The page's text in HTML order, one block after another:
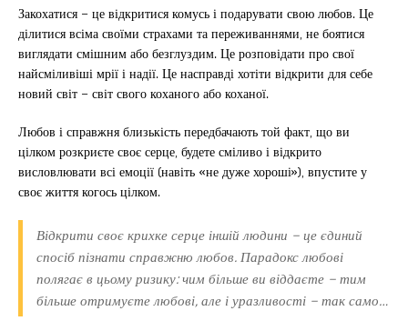
Закохатися – це відкритися комусь і подарувати свою любов. Це
ділитися всіма своїми страхами та переживаннями, не боятися
виглядати смішним або безглуздим. Це розповідати про свої
найсміливіші мрії і надії. Це насправді хотіти відкрити для себе
новий світ – світ свого коханого або коханої.
Любов і справжня близькість передбачають той факт, що ви
цілком розкриєте своє серце, будете сміливо і відкрито
висловлювати всі емоції (навіть «не дуже хороші»), впустите у
своє життя когось цілком.
Відкрити своє крихке серце іншій людини – це єдиний
спосіб пізнати справжню любов. Парадокс любові
полягає в цьому ризику: чим більше ви віддаєте – тим
більше отримуєте любові, але і уразливості – так само…